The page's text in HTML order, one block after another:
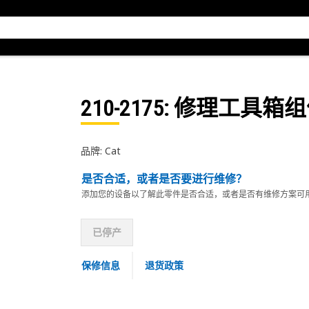
210-2175: 修理工具箱
品牌: Cat
是否合适，或者是否要进行维修？
添加您的设备以了解此零件是否合适，或者是否有维修方案可
已停产
保修信息 退货政策